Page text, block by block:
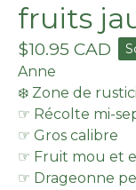
fruits
$10.95 CAD
Anne
❄️ Zone de
☞ Récolte mi-
☞ Gros calibre
☞ Fruit mou et
☞ Drageonne